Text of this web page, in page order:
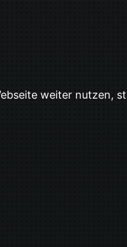
weiter nutzen,